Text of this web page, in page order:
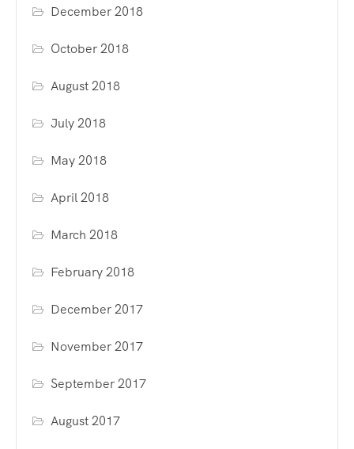
December 2018
October 2018
August 2018
July 2018
May 2018
April 2018
March 2018
February 2018
December 2017
November 2017
September 2017
August 2017